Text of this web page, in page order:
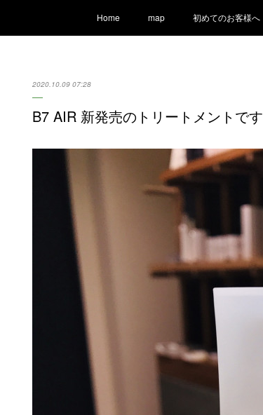
Home map 初めてのお客様へ
2020.10.09 07:28
B7 AIR 新発売のトリートメントです